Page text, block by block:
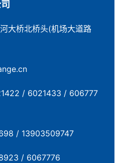
大桥北桥头(机场大道路
/ 6021433 / 606777
/ 13903509747
/ 6067776